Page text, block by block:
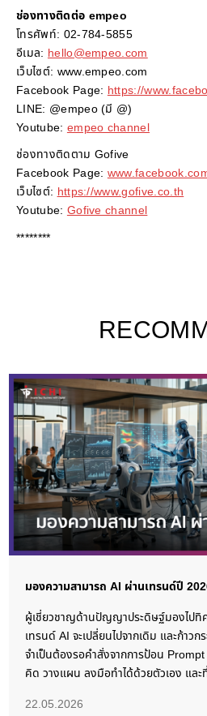
ช่องทางติดต่อ empeo
โทรศัพท์: 02-784-5855
อีเมล: hello@empeo.com
เว็บไซต์: www.empeo.com
Facebook Page: https://
LINE: @empeo (มี @)
Youtube: empeo channel
ช่องทางติดตาม Gofive
Facebook Page:
เว็บไซต์:https://www.gofive.co.th
Youtube: Gofive channel
********
มองความสามารถ AI ผ่านเทรนด์ปี
ผู้เชี่ยวชาญด้านปัญญาประดิษฐ์มองไปทิ
เทรนด์ AI จะเปลี่ยนไปจากเดิม และก้าวกร
จำเป็นต้องรอคำสั่งจากการป้อน
คิด วางแผน ลงมือทำได้ด้วยตัวเอง แล
22.05.2026